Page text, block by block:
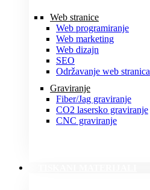
Web stranice
Web programiranje
Web marketing
Web dizajn
SEO
Održavanje web stranica
Graviranje
Fiber/Jag graviranje
CO2 lasersko graviranje
CNC graviranje